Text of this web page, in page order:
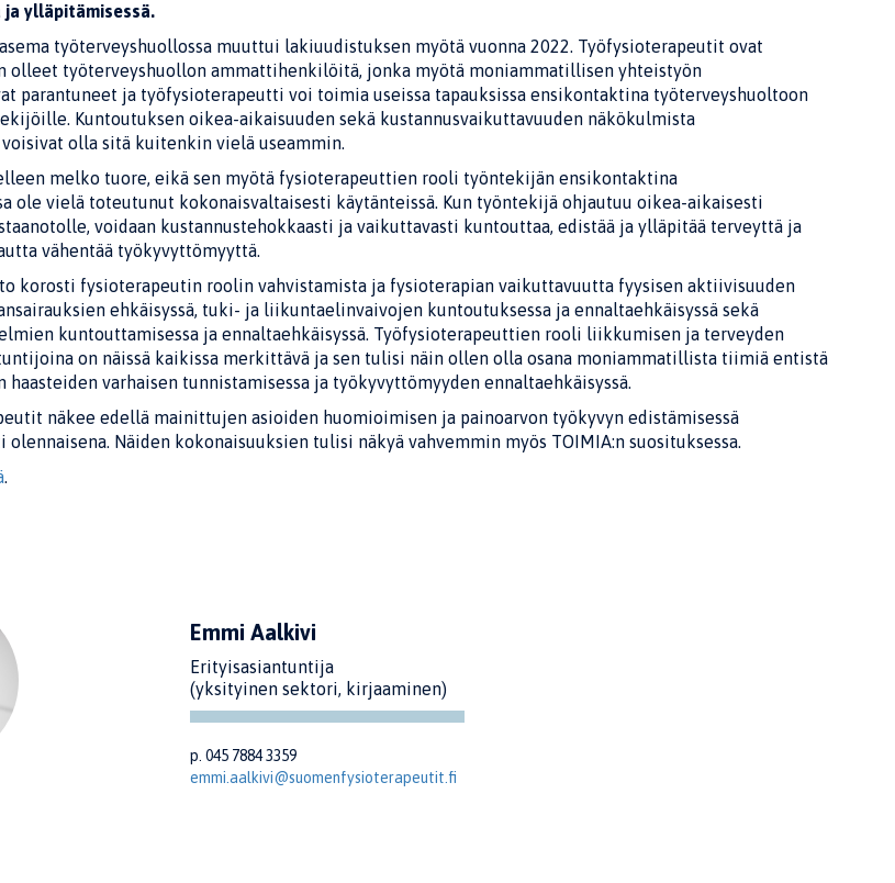
ylläpitämisessä.
työterveyshuollossa muuttui lakiuudistuksen myötä vuonna 2022. Työfysioterapeutit ovat
olleet työterveyshuollon ammattihenkilöitä, jonka myötä moniammatillisen yhteistyön
parantuneet ja työfysioterapeutti voi toimia useissa tapauksissa ensikontaktina työterveyshuoltoon
Kuntoutuksen oikea-aikaisuuden sekä kustannusvaikuttavuuden näkökulmista
olla sitä kuitenkin vielä useammin.
melko tuore, eikä sen myötä fysioterapeuttien rooli työntekijän ensikontaktina
ole vielä toteutunut kokonaisvaltaisesti käytänteissä. Kun työntekijä ohjautuu oikea-aikaisesti
voidaan kustannustehokkaasti ja vaikuttavasti kuntouttaa, edistää ja ylläpitää terveyttä ja
vähentää työkyvyttömyyttä.
korosti fysioterapeutin roolin vahvistamista ja fysioterapian vaikuttavuutta fyysisen aktiivisuuden
ehkäisyssä, tuki- ja liikuntaelinvaivojen kuntoutuksessa ja ennaltaehkäisyssä sekä
kuntouttamisessa ja ennaltaehkäisyssä. Työfysioterapeuttien rooli liikkumisen ja terveyden
on näissä kaikissa merkittävä ja sen tulisi näin ollen olla osana moniammatillista tiimiä entistä
haasteiden varhaisen tunnistamisessa ja työkyvyttömyyden ennaltaehkäisyssä.
näkee edellä mainittujen asioiden huomioimisen ja painoarvon työkyvyn edistämisessä
olennaisena. Näiden kokonaisuuksien tulisi näkyä vahvemmin myös TOIMIA:n suosituksessa.
.
Emmi Aalkivi
Erityisasiantuntija
(yksityinen sektori, kirjaaminen)
p. 045 7884 3359
emmi.aalkivi@suomenfysioterapeutit.fi